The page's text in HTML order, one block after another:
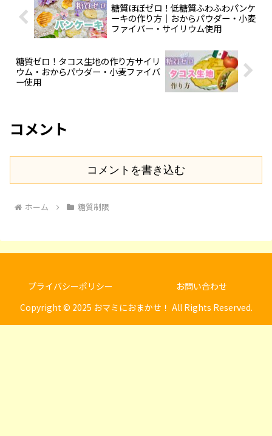
糖質ほぼゼロ！低糖質ふわふわパンケ
ーキの作り方｜おからパウダー・小麦
ファイバー・サイリウム使用
糖質ゼロ！タコス生地の作り方サイリ
ウム・おからパウダー・小麦ファイバ
ー使用
コメント
コメントを書き込む
ホーム 糖質制限
プライバシーポリシー
お問い合わせ
Copyright © 2025 おマミにおまかせ！ All Rights Reserved.